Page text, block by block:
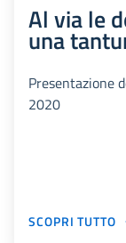
Al via le
una
Presentazione
2020
SCOPRI TUTTO